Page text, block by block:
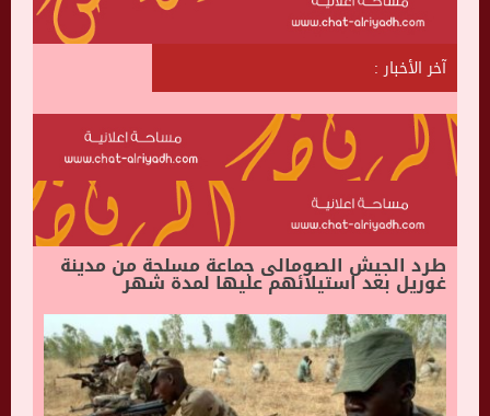
آخر الأخبار :
طرد الجيش الصومالى جماعة مسلحة من مدينة
غوريل بعد استيلائهم عليها لمدة شهر